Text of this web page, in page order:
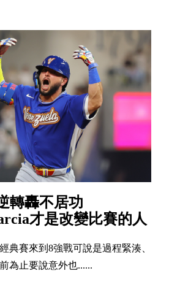
轉轟不居功
才是改變比賽的人
典賽來到8強戰可說是過程緊湊、
為止要說意外也......